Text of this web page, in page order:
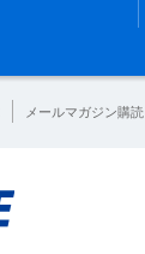
メールマガジン購読